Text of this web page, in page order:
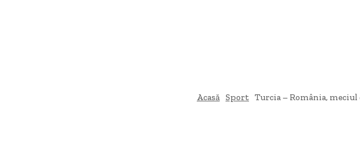
Acasă Sport Turcia – România, meciul